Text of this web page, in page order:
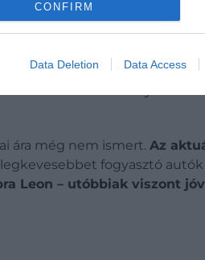
CONFIRM
Data Deletion Data Access
veszünk, a
is rendelhető:
ára még nem ismert. Az
fogyasztó
Leon – utóbbiak viszont